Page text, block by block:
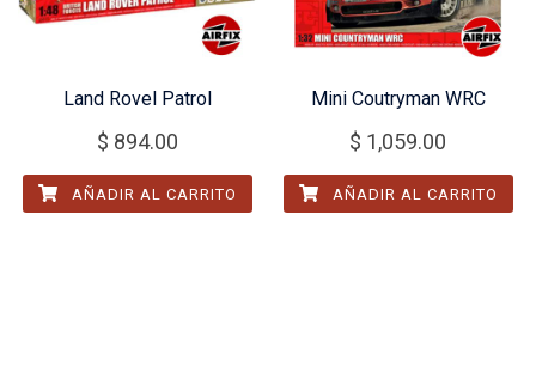
Land Rovel Patrol
$ 894.00
AÑADIR AL CARRITO
Mini Coutryman WRC
$ 1,059.00
AÑADIR AL CARRITO